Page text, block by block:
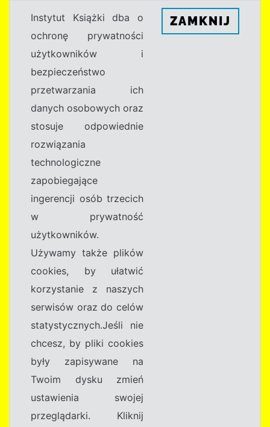
Instytut Książki dba o
ochronę prywatności
użytkowników i
bezpieczeństwo
przetwarzania ich
danych osobowych oraz
stosuje odpowiednie
rozwiązania
technologiczne
zapobiegające
ingerencji osób trzecich
w prywatność
użytkowników.
Używamy także plików
cookies, by ułatwić
korzystanie z naszych
serwisów oraz do celów
statystycznych.Jeśli nie
chcesz, by pliki cookies
były zapisywane na
Twoim dysku zmień
ustawienia swojej
przeglądarki. Kliknij
ZAMKNIJ